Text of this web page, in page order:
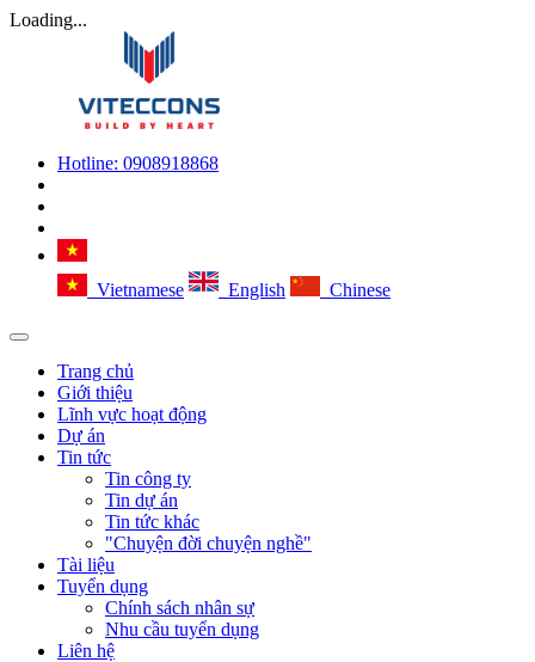
Loading...
Hotline: 0908918868
Vietnamese English Chinese
Trang chủ
Giới thiệu
Lĩnh vực hoạt động
Dự án
Tin tức
Tin công ty
Tin dự án
Tin tức khác
"Chuyện đời chuyện nghề"
Tài liệu
Tuyển dụng
Chính sách nhân sự
Nhu cầu tuyển dụng
Liên hệ